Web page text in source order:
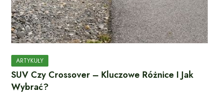
ARTYKUŁY
SUV Czy Crossover – Kluczowe Różnice I Jak
Wybrać?